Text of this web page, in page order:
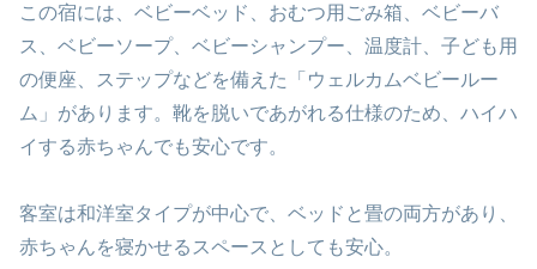
この宿には、ベビーベッド、おむつ用ごみ箱、ベビーバ
ス、ベビーソープ、ベビーシャンプー、温度計、子ども用
の便座、ステップなどを備えた「ウェルカムベビールー
ム」があります。靴を脱いであがれる仕様のため、ハイハ
イする赤ちゃんでも安心です。
客室は和洋室タイプが中心で、ベッドと畳の両方があり、
赤ちゃんを寝かせるスペースとしても安心。